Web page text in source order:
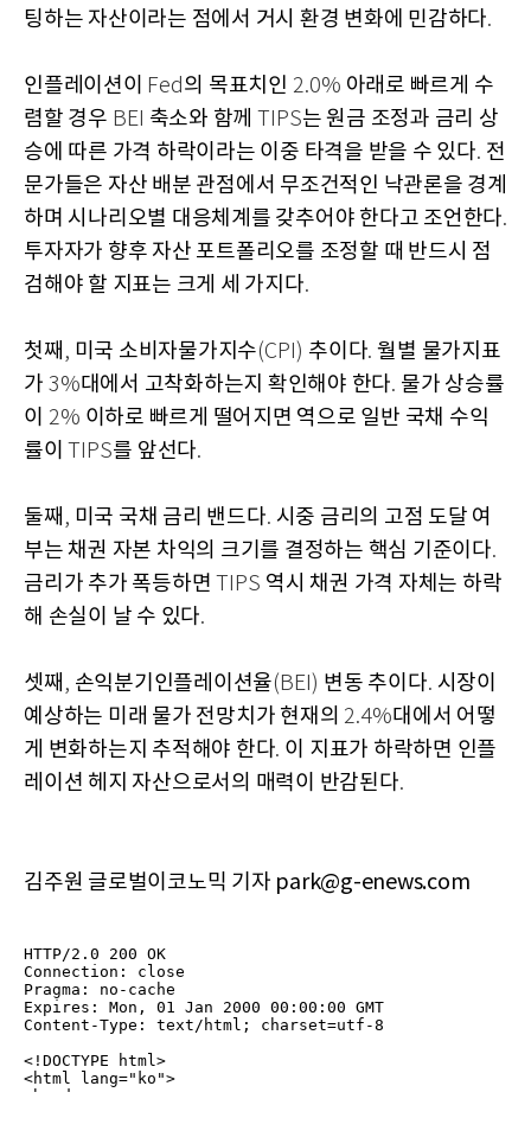
팅하는 자산이라는 점에서 거시 환경 변화에 민감하다.
인플레이션이 Fed 의 목표치인 2.0% 아래로 빠르게 수
렴할 경우 BEI 축소와 함께 TIPS는 원금 조정과 금리 상
승에 따른 가격 하락이라는 이중 타격을 받을 수 있다. 전
문가들은 자산 배분 관점에서 무조건적인 낙관론을 경계
하며 시나리오별 대응체계를 갖추어야 한다고 조언한다.
투자자가 향후 자산 포트폴리오를 조정할 때 반드시 점
검해야 할 지표는 크게 세 가지다.
첫째 , 미국 소비자물가지수(CPI) 추이다.월별 물가지표
가 3%대에서 고착화하는지 확인해야 한다. 물가 상승률
이 2% 이하로 빠르게 떨어지면 역으로 일반 국채 수익
률이TIPS를 앞선다.
둘째 , 미국 국채 금리 밴드다. 시중 금리의 고점 도달 여
부는 채권 자본 차익의 크기를 결정하는 핵심 기준이다.
금리가 추가 폭등하면 TIPS 역시 채권 가격 자체는 하락
해 손실이 날 수 있다.
셋째 , 손익분기인플레이션율(BEI) 변동 추이다. 시장이
예상하는 미래 물가 전망치가 현재의 2.4%대에서 어떻
게 변화하는지 추적해야 한다. 이 지표가 하락하면 인플
레이션 헤지 자산으로서의 매력이 반감된다.
김주원 글로벌이코노믹 기자 park@g-enews.com